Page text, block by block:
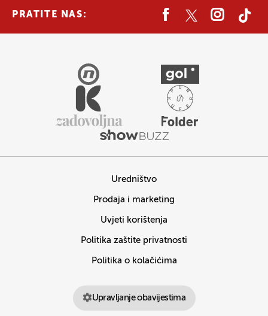
PRATITE NAS:
Uredništvo
Prodaja i marketing
Uvjeti korištenja
Politika zaštite privatnosti
Politika o kolačićima
Upravljanje obavijestima